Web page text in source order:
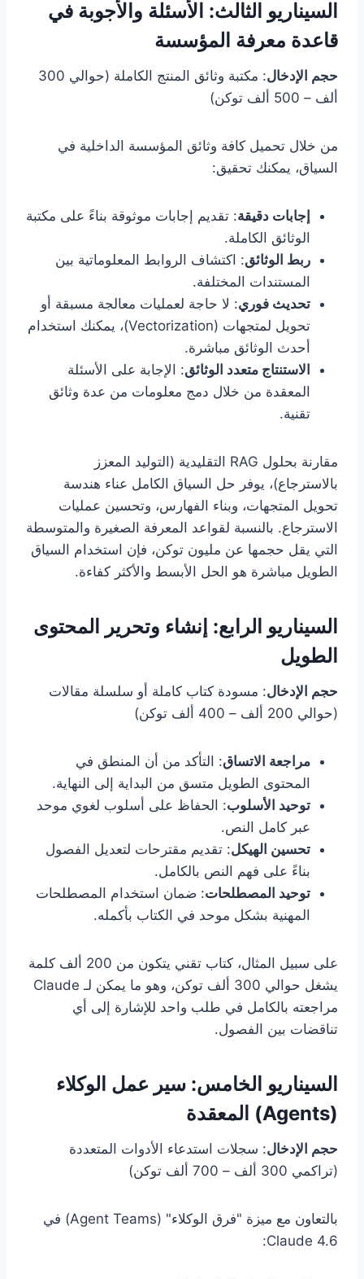
السيناريو الثالث: الأسئلة والأجوبة في
قاعدة معرفة المؤسسة
حجم الإدخال
: مكتبة وثائق المنتج الكاملة (حوالي 300
ألف – 500 ألف توكن)
من خلال تحميل كافة وثائق المؤسسة الداخلية في
السياق، يمكنك تحقيق:
إجابات دقيقة: تقديم إجابات موثوقة بناءً على مكتبة
الوثائق الكاملة.
ربط الوثائق: اكتشاف الروابط المعلوماتية بين
المستندات المختلفة.
تحديث فوري: لا حاجة لعمليات معالجة مسبقة أو
تحويل لمتجهات (Vectorization)، يمكنك استخدام
أحدث الوثائق مباشرة.
الاستنتاج متعدد الوثائق: الإجابة على الأسئلة
المعقدة من خلال دمج معلومات من عدة وثائق
تقنية.
مقارنة بحلول RAG التقليدية (التوليد المعزز
بالاسترجاع)، يوفر حل السياق الكامل عناء هندسة
تحويل المتجهات، وبناء الفهارس، وتحسين عمليات
الاسترجاع. بالنسبة لقواعد المعرفة الصغيرة والمتوسطة
التي يقل حجمها عن مليون توكن، فإن استخدام السياق
الطويل مباشرة هو الحل الأبسط والأكثر كفاءة.
السيناريو الرابع: إنشاء وتحرير المحتوى
الطويل
حجم الإدخال: مسودة كتاب كاملة أو سلسلة مقالات
(حوالي 200 ألف – 400 ألف توكن)
مراجعة الاتساق: التأكد من أن المنطق في
المحتوى الطويل متسق من البداية إلى النهاية.
توحيد الأسلوب: الحفاظ على أسلوب لغوي موحد
عبر كامل النص.
تحسين الهيكل: تقديم مقترحات لتعديل الفصول
بناءً على فهم النص بالكامل.
توحيد المصطلحات: ضمان استخدام المصطلحات
المهنية بشكل موحد في الكتاب بأكمله.
على سبيل المثال، كتاب تقني يتكون من 200 ألف كلمة
يشغل حوالي 300 ألف توكن، وهو ما يمكن لـ Claude
مراجعته بالكامل في طلب واحد للإشارة إلى أي
تناقضات بين الفصول.
السيناريو الخامس: سير عمل الوكلاء
(Agents) المعقدة
حجم الإدخال: سجلات استدعاء الأدوات المتعددة
(تراكمي 300 ألف – 700 ألف توكن)
بالتعاون مع ميزة "فرق الوكلاء" (Agent Teams) في
Claude 4.6: